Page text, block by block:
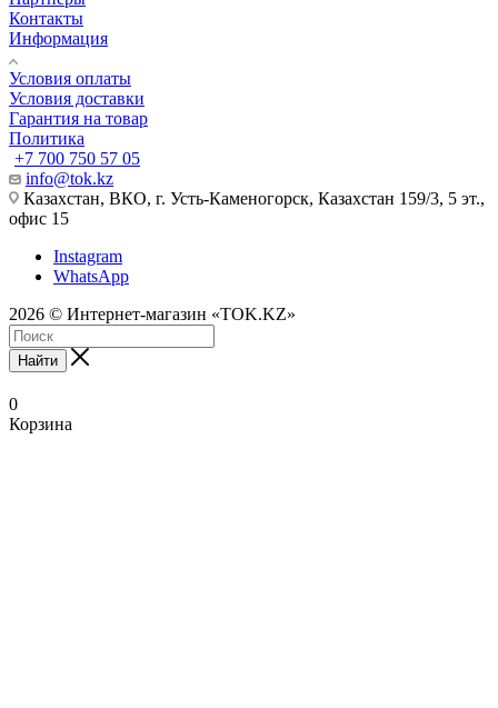
Контакты
Информация
Условия оплаты
Условия доставки
Гарантия на товар
Политика
+7 700 750 57 05
info@tok.kz
Казахстан, ВКО, г. Усть-Каменогорск, Казахстан 159/3, 5 эт.,
офис 15
Instagram
WhatsApp
2026 © Интернет-магазин «TOK.KZ»
Найти
0
Корзина